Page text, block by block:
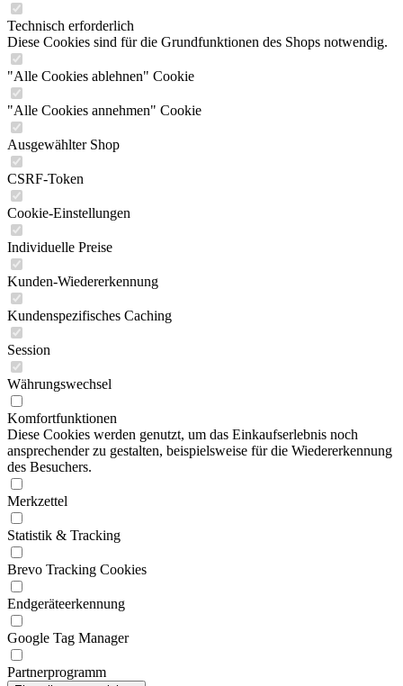
Technisch erforderlich
Diese Cookies sind für die Grundfunktionen des Shops notwendig.
"Alle Cookies ablehnen" Cookie
"Alle Cookies annehmen" Cookie
Ausgewählter Shop
CSRF-Token
Cookie-Einstellungen
Individuelle Preise
Kunden-Wiedererkennung
Kundenspezifisches Caching
Session
Währungswechsel
Komfortfunktionen
Diese Cookies werden genutzt, um das Einkaufserlebnis noch
ansprechender zu gestalten, beispielsweise für die Wiedererkennung
des Besuchers.
Merkzettel
Statistik & Tracking
Brevo Tracking Cookies
Endgeräteerkennung
Google Tag Manager
Partnerprogramm